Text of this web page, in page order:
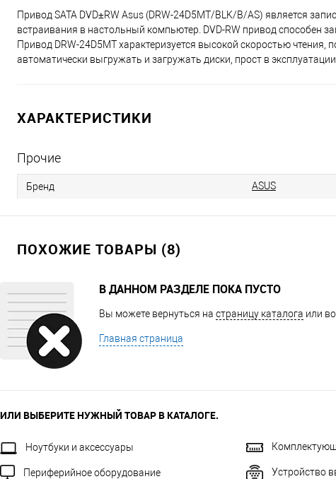
Привод SATA DVD±RW Asus (DRW-24D5MT/BLK/B/AS) является
встраивания в настольный компьютер. DVD-RW привод способен
Привод DRW-24D5MT характеризуется высокой скоростью
автоматически выгружать и загружать диски, прост в эксплуатации.
ХАРАКТЕРИСТИКИ
Прочие
Бренд ASUS
ПОХОЖИЕ ТОВАРЫ (8)
В ДАННОМ РАЗДЕЛЕ ПОКА ПУСТО
Вы можете вернуться на страницу каталога или
Главная страница
ИЛИ ВЫБЕРИТЕ НУЖНЫЙ ТОВАР В КАТАЛОГЕ.
Ноутбуки и аксессуары
Периферийное оборудование Устройство